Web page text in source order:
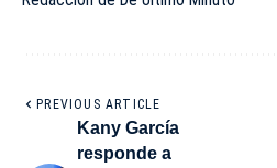
PREVIOUS ARTICLE
Kany García
responde a